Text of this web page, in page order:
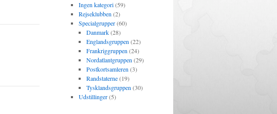
Ingen kategori(59)
Rejseklubben (2)
Specialgrupper(60)
Danmark(28)
Englandsgruppen (22)
Frankriggruppen (24)
Nordatlantgruppen (29)
Postkortsamleren (3)
Randstaterne(19)
Tysklandsgruppen (30)
Udstillinger(5)